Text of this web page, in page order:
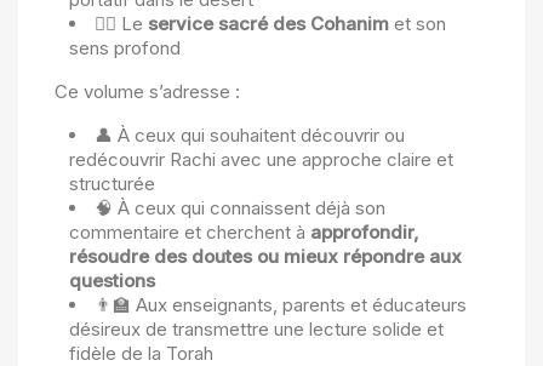
👨‍⚖️ Le service sacré des Cohanim et son
sens profond
Ce volume s’adresse :
👤 À ceux qui souhaitent découvrir ou
redécouvrir Rachi avec une approche claire et
structurée
🧠 À ceux qui connaissent déjà son
commentaire et cherchent à approfondir,
résoudre des doutes ou mieux répondre aux
questions
👨‍🏫 Aux enseignants, parents et éducateurs
désireux de transmettre une lecture solide et
fidèle de la Torah